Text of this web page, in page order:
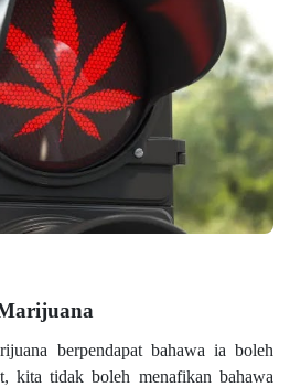
berpendapat bahawa ia boleh
kita tidak boleh menafikan bahawa